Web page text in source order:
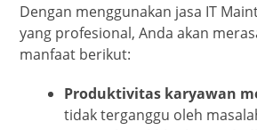
Dengan menggunakan jasa IT
yang profesional, Anda akan
manfaat berikut:
Produktivitas karyawan
tidak terganggu oleh